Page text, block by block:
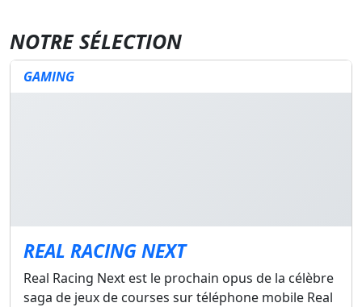
NOTRE SÉLECTION
GAMING
REAL RACING NEXT
Real Racing Next est le prochain opus de la célèbre
saga de jeux de courses sur téléphone mobile Real